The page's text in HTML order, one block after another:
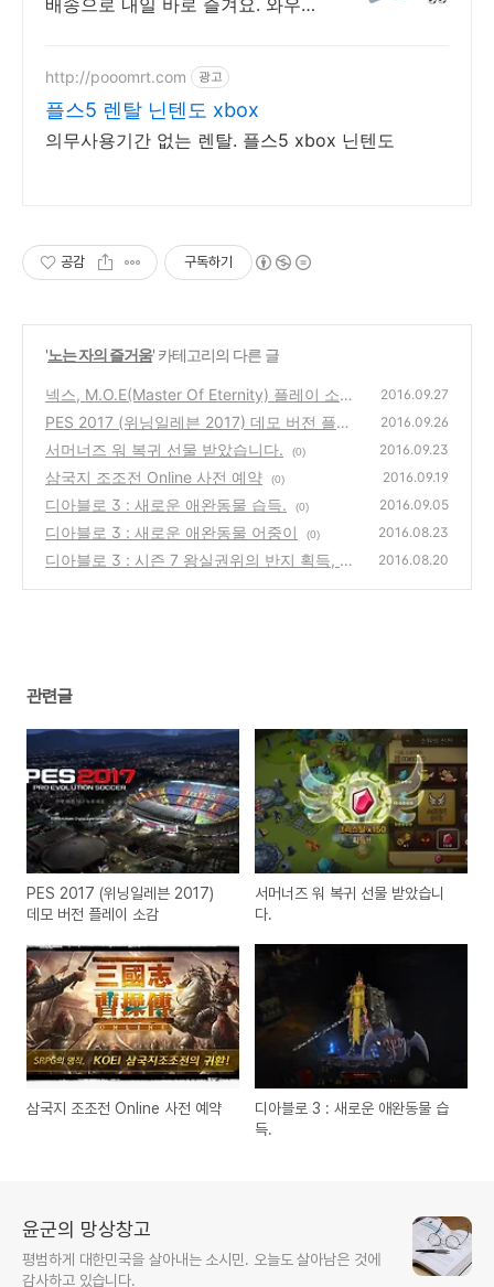
http://pooomrt.com 광고
플스5 렌탈 닌텐도 xbox
의무사용기간 없는 렌탈. 플스5 xbox 닌텐도
공감 구독하기
'노는 자의 즐거움' 카테고리의 다른 글
넥스, M.O.E(Master Of Eternity) 플레이 소감
(0)
2016.09.27
PES 2017 (위닝일레븐 2017) 데모 버전 플레
이 소감
(0)
2016.09.26
서머너즈 워 복귀 선물 받았습니다. (0) 2016.09.23
삼국지 조조전 Online 사전 예약 (0) 2016.09.19
디아블로 3 : 새로운 애완동물 습득. (0) 2016.09.05
디아블로 3 : 새로운 애완동물 어중이 (0) 2016.08.23
디아블로 3 : 시즌 7 왕실권위의 반지 획득, 도
2016.08.20
관련글
PES 2017 (위닝일레븐 2017)
데모 버전 플레이 소감
서머너즈 워 복귀 선물 받았습니
다.
삼국지 조조전 Online 사전 예약
디아블로 3 : 새로운 애완동물 습
득.
윤군의 망상창고
평범하게 대한민국을 살아내는 소시민. 오늘도 살아남은 것에
감사하고 있습니다.